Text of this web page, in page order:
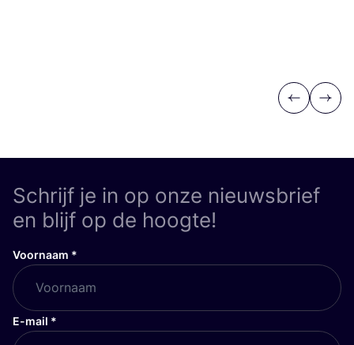
Previous
Next
Schrijf je in op onze nieuwsbrief
en blijf op de hoogte!
Voornaam *
E-mail *